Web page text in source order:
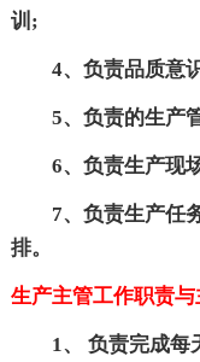
训;
4、负责品质意
5、负责的生产管
6、负责生产现场
7、负责生产任务
排。
生产主管工作职责
1、 负责完成每天